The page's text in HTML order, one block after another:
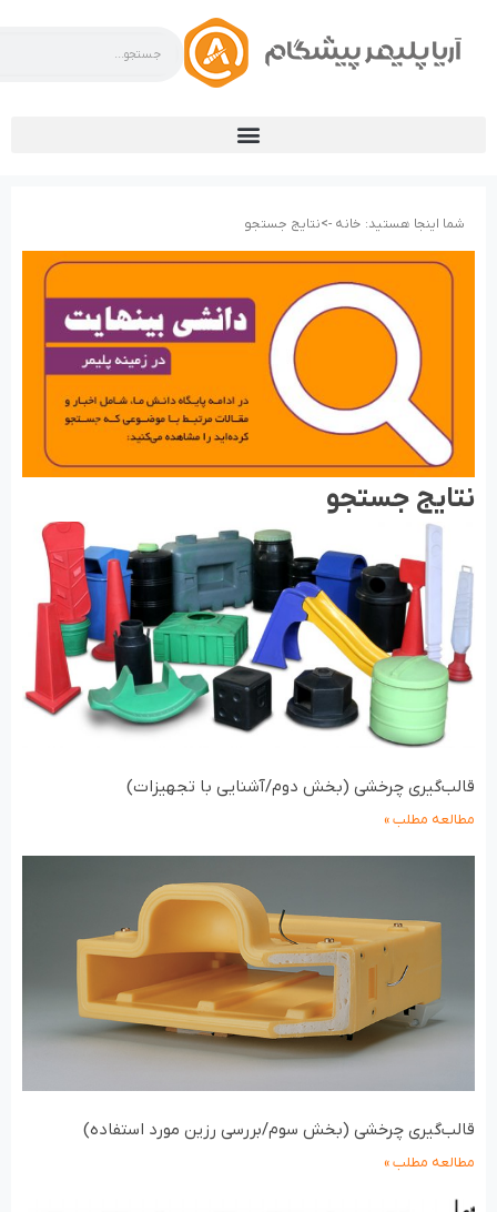
شما اینجا هستید: خانه ->نتایج جستجو
نتایج جستجو
قالب‌گیری چرخشی (بخش دوم/آشنایی با تجهیزات)
مطالعه مطلب »
قالب‌گیری چرخشی (بخش سوم/بررسی رزین مورد استفاده)
مطالعه مطلب »